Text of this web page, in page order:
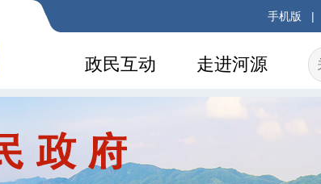
手机版 |
走进河源
政民互动